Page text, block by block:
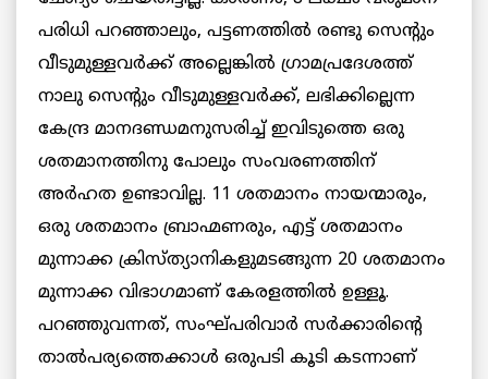
പരിധി പറഞ്ഞാലും, പട്ടണത്തില്‍ രണ്ടു സെന്റും
വീടുമുള്ളവര്‍ക്ക് അല്ലെങ്കിൽ ഗ്രാമപ്രദേശത്ത്
നാലു സെന്റും വീടുമുള്ളവര്‍ക്ക്, ലഭിക്കില്ലെന്ന
കേന്ദ്ര മാനദണ്ഡമനുസരിച്ച് ഇവിടുത്തെ ഒരു
ശതമാനത്തിനു പോലും സംവരണത്തിന്
അര്‍ഹത ഉണ്ടാവില്ല. 11 ശതമാനം നായന്മാരും,
ഒരു ശതമാനം ബ്രാഹ്മണരും, എട്ട് ശതമാനം
മുന്നാക്ക ക്രിസ്ത്യാനികളുമടങ്ങുന്ന 20 ശതമാനം
മുന്നാക്ക വിഭാഗമാണ് കേരളത്തില്‍ ഉള്ളൂ.
പറഞ്ഞുവന്നത്, സംഘ്പരിവാര്‍ സര്‍ക്കാരിന്റെ
താല്‍പര്യത്തെക്കാള്‍ ഒരുപടി കൂടി കടന്നാണ്